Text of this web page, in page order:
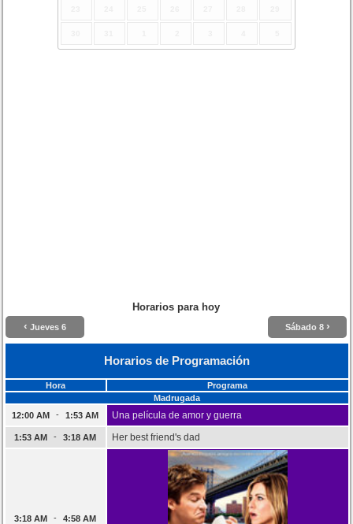
Horarios para hoy
‹ Jueves 6 Sábado 8 ›
Horarios de Programación
Hora
Programa
Madrugada
12:00 AM
- 1:53 AM Una película de amor y guerra
1:53 AM - 3:18 AM Her best friend's dad
3:18 AM - 4:58 AM